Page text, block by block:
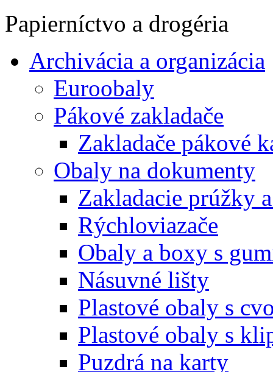
Papierníctvo a drogéria
Archivácia a organizácia
Euroobaly
Pákové zakladače
Zakladače pákové
Obaly na dokumenty
Zakladacie prúžky
Rýchloviazače
Obaly a boxy s
Násuvné lišty
Plastové obaly s
Plastové obaly s
Puzdrá na karty